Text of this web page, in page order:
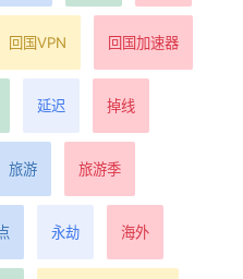
回国VPN 回国加速器
延迟 掉线
旅游 旅游季
永劫 海外